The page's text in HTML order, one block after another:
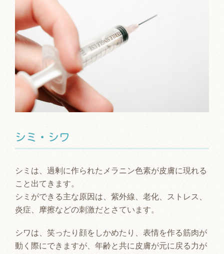
シミ・シワ
シミは、過剰に作られたメラニン色素が皮膚に現れる
こと出てきます。
シミができる主な原因は、紫外線、老化、ストレス、
炎症、摩擦などの刺激だとさています。
シワは、笑ったり顔をしかめたり、表情を作る筋肉が
動く際にできますが、年齢と共に皮膚が元に戻る力が